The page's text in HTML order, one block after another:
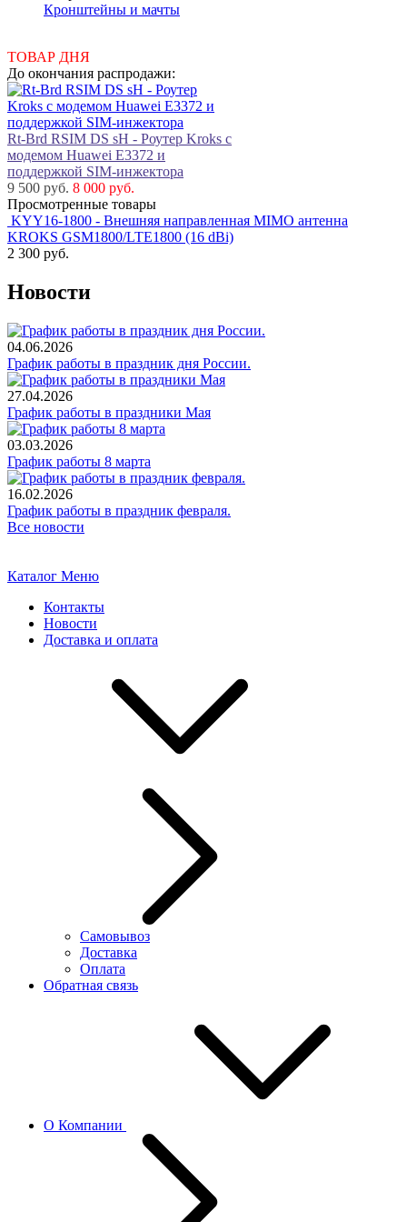
Кронштейны и мачты
ТОВАР ДНЯ
До окончания распродажи:
Rt-Brd RSIM DS sH - Роутер Kroks с
модемом Huawei E3372 и
поддержкой SIM-инжектора
9 500 руб. 8 000 руб.
Просмотренные товары
KYY16-1800 - Внешняя направленная MIMO антенна
KROKS GSM1800/LTE1800 (16 dBi)
2 300 руб.
Новости
04.06.2026
График работы в праздник дня России.
27.04.2026
График работы в праздники Мая
03.03.2026
График работы 8 марта
16.02.2026
График работы в праздник февраля.
Все новости
Каталог Меню
Контакты
Новости
Доставка и оплата
Самовывоз
Доставка
Оплата
Обратная связь
О Компании